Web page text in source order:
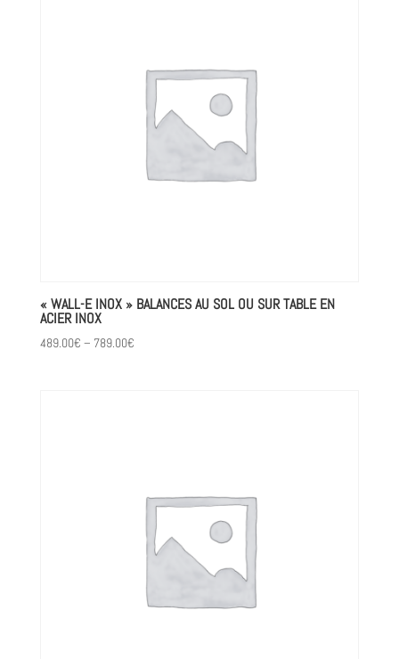
« WALL-E INOX » BALANCES AU SOL OU SUR TABLE EN
ACIER INOX
489.00€ – 789.00€